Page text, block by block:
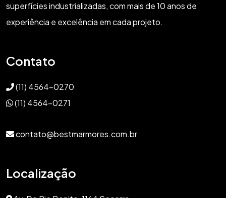
superfícies industrializadas, com mais de 10 anos de
experiência e excelência em cada projeto.
Contato
(11) 4564-0270
(11) 4564-0271
contato@bestmarmores.com.br
Localização